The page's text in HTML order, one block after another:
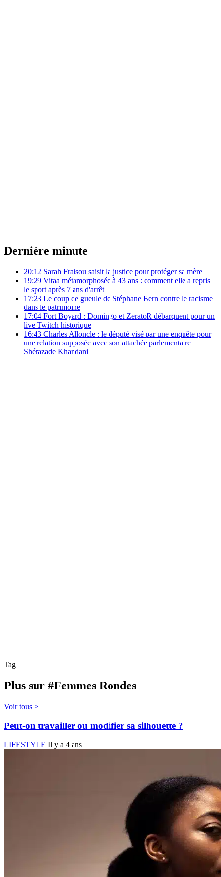
Dernière minute
20:12 Sarah Fraisou saisit la justice pour protéger sa mère
19:29 Vitaa métamorphosée à 43 ans : comment elle a repris
le sport après 7 ans d'arrêt
17:23 Le coup de gueule de Stéphane Bern contre le racisme
dans le patrimoine
17:04 Fort Boyard : Domingo et ZeratoR débarquent pour un
live Twitch historique
16:43 Charles Alloncle : le député visé par une enquête pour
une relation supposée avec son attachée parlementaire
Shérazade Khandani
Tag
Plus sur #Femmes Rondes
Voir tous >
Peut-on travailler ou modifier sa silhouette ?
LIFESTYLE Il y a 4 ans